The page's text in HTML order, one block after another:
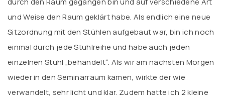
und Weise den Raum geklärt habe. Als endlich eine neue
Sitzordnung mit den Stühlen aufgebaut war, bin ich noch
einmal durch jede Stuhlreihe und habe auch jeden
einzelnen Stuhl „behandelt“. Als wir am nächsten Morgen
wieder in den Seminarraum kamen, wirkte der wie
verwandelt, sehr licht und klar. Zudem hatte ich 2 kleine